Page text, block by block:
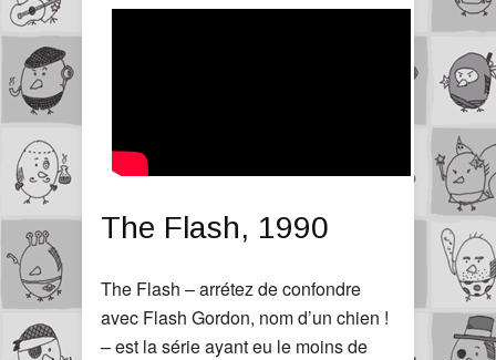
The Flash, 1990
The Flash – arrétez de confondre
avec Flash Gordon, nom d’un chien !
– est la série ayant eu le moins de